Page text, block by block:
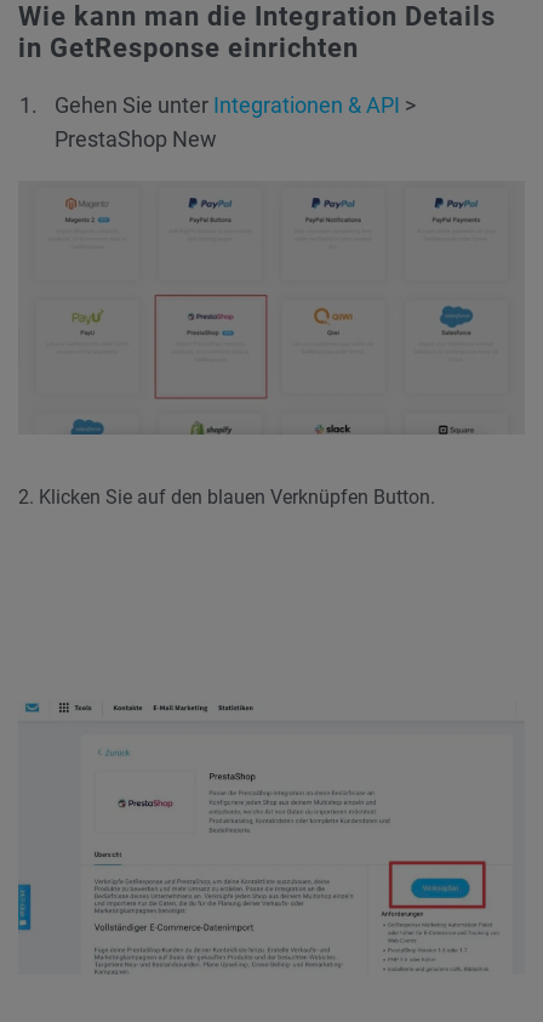
Wie kann man die Integration Details
in GetResponse einrichten
Gehen Sie unter Integrationen & API >
PrestaShop New
2. Klicken Sie auf den blauen Verknüpfen Button.